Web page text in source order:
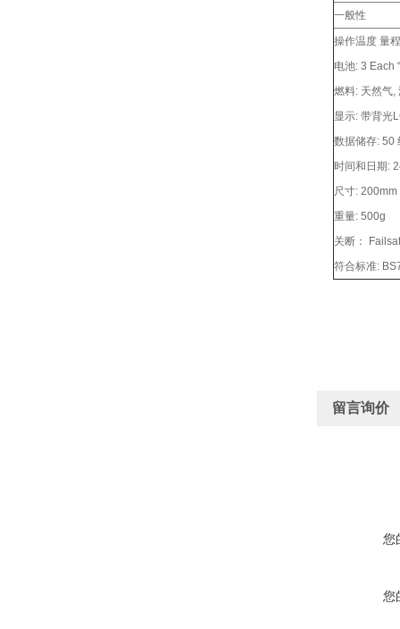
一般性
操作温度 量
电池: 3 Each
燃料: 天然气,
显示: 带背光
数据储存: 50
时间和日期:
尺寸:
重量: 500g
关断：
符合标准:
留言询价
您
您